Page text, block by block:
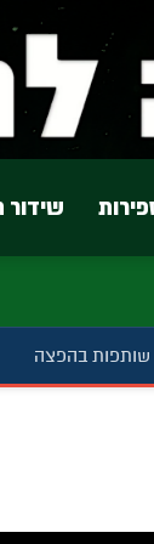
שידור
שותפות בהפצה